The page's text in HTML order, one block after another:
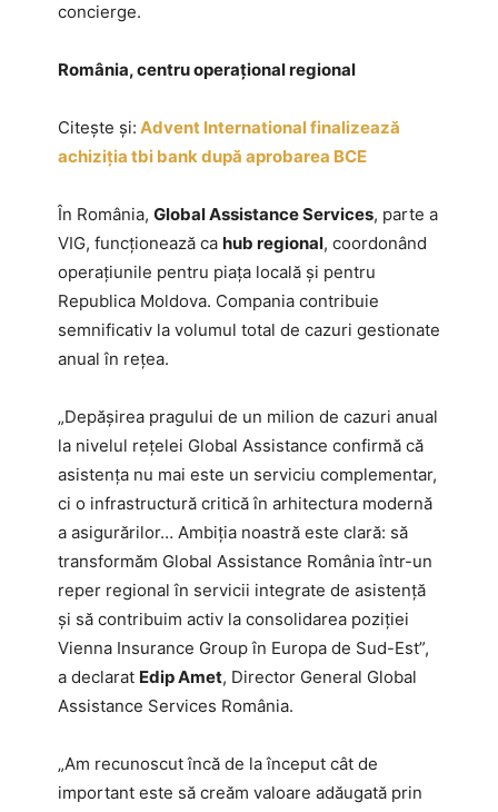
concierge.
România, centru operațional regional
Citește și: Advent International finalizează
achiziția tbi bank după aprobarea BCE
În România, Global Assistance Services, parte a
VIG, funcționează ca hub regional, coordonând
operațiunile pentru piața locală și pentru
Republica Moldova. Compania contribuie
semnificativ la volumul total de cazuri gestionate
anual în rețea.
„Depășirea pragului de un milion de cazuri anual
la nivelul rețelei Global Assistance confirmă că
asistența nu mai este un serviciu complementar,
ci o infrastructură critică în arhitectura modernă
a asigurărilor… Ambiția noastră este clară: să
transformăm Global Assistance România într-un
reper regional în servicii integrate de asistență
și să contribuim activ la consolidarea poziției
Vienna Insurance Group în Europa de Sud-Est”,
a declarat Edip Amet, Director General Global
Assistance Services România.
„Am recunoscut încă de la început cât de
important este să creăm valoare adăugată prin